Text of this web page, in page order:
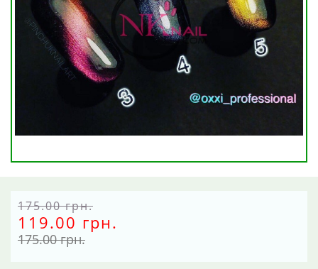
175.00 грн.
119.00 грн.
175.00 грн.